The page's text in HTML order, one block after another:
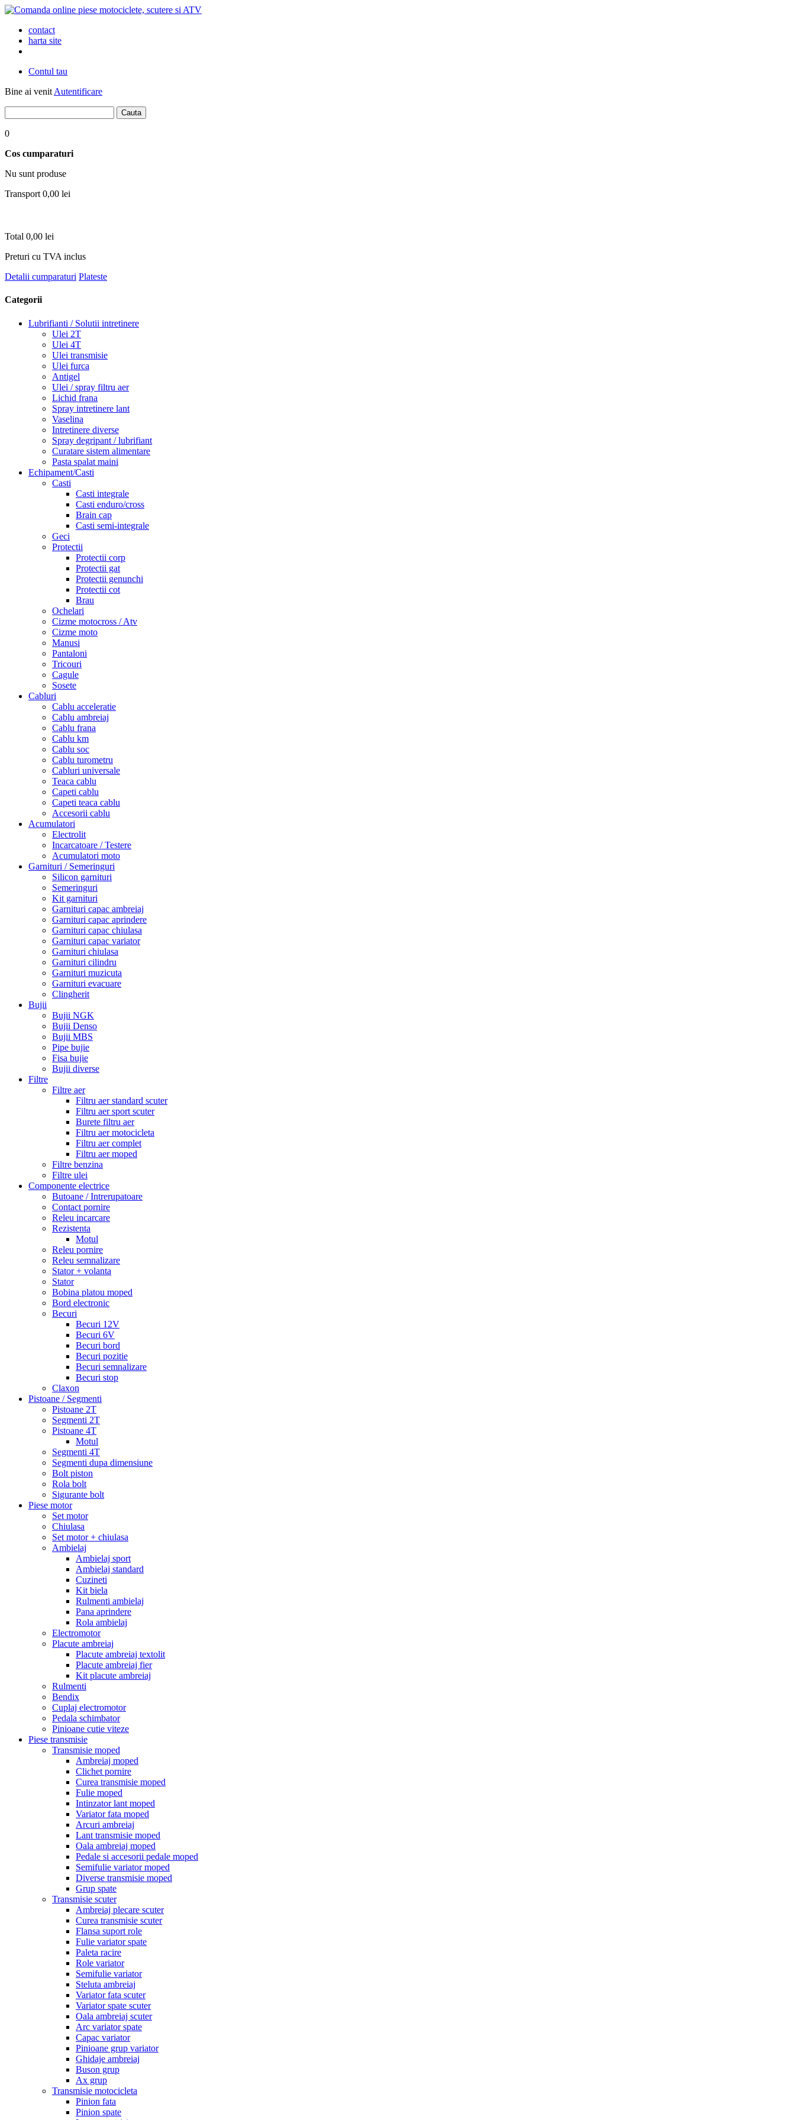
contact
harta site
Contul tau
Bine ai venit Autentificare
0
Cos cumparaturi
Nu sunt produse
Transport 0,00 lei
Total 0,00 lei
Preturi cu TVA inclus
Detalii cumparaturi Plateste
Categorii
Lubrifianti / Solutii intretinere
Ulei 2T
Ulei 4T
Ulei transmisie
Ulei furca
Antigel
Ulei / spray filtru aer
Lichid frana
Spray intretinere lant
Vaselina
Intretinere diverse
Spray degripant / lubrifiant
Curatare sistem alimentare
Pasta spalat maini
Echipament/Casti
Casti
Casti integrale
Casti enduro/cross
Brain cap
Casti semi-integrale
Geci
Protectii
Protectii corp
Protectii gat
Protectii genunchi
Protectii cot
Brau
Ochelari
Cizme motocross / Atv
Cizme moto
Manusi
Pantaloni
Tricouri
Cagule
Sosete
Cabluri
Cablu acceleratie
Cablu ambreiaj
Cablu frana
Cablu km
Cablu soc
Cablu turometru
Cabluri universale
Teaca cablu
Capeti cablu
Capeti teaca cablu
Accesorii cablu
Acumulatori
Electrolit
Incarcatoare / Testere
Acumulatori moto
Garnituri / Semeringuri
Silicon garnituri
Semeringuri
Kit garnituri
Garnituri capac ambreiaj
Garnituri capac aprindere
Garnituri capac chiulasa
Garnituri capac variator
Garnituri chiulasa
Garnituri cilindru
Garnituri muzicuta
Garnituri evacuare
Clingherit
Bujii
Bujii NGK
Bujii Denso
Bujii MBS
Pipe bujie
Fisa bujie
Bujii diverse
Filtre
Filtre aer
Filtru aer standard scuter
Filtru aer sport scuter
Burete filtru aer
Filtru aer motocicleta
Filtru aer complet
Filtru aer moped
Filtre benzina
Filtre ulei
Componente electrice
Butoane / Intrerupatoare
Contact pornire
Releu incarcare
Rezistenta
Motul
Releu pornire
Releu semnalizare
Stator + volanta
Stator
Bobina platou moped
Bord electronic
Becuri
Becuri 12V
Becuri 6V
Becuri bord
Becuri pozitie
Becuri semnalizare
Becuri stop
Claxon
Pistoane / Segmenti
Pistoane 2T
Segmenti 2T
Pistoane 4T
Motul
Segmenti 4T
Segmenti dupa dimensiune
Bolt piston
Rola bolt
Sigurante bolt
Piese motor
Set motor
Chiulasa
Set motor + chiulasa
Ambielaj
Ambielaj sport
Ambielaj standard
Cuzineti
Kit biela
Rulmenti ambielaj
Pana aprindere
Rola ambielaj
Electromotor
Placute ambreiaj
Placute ambreiaj textolit
Placute ambreiaj fier
Kit placute ambreiaj
Rulmenti
Bendix
Cuplaj electromotor
Pedala schimbator
Pinioane cutie viteze
Piese transmisie
Transmisie moped
Ambreiaj moped
Clichet pornire
Curea transmisie moped
Fulie moped
Intinzator lant moped
Variator fata moped
Arcuri ambreiaj
Lant transmisie moped
Oala ambreiaj moped
Pedale si accesorii pedale moped
Semifulie variator moped
Diverse transmisie moped
Grup spate
Transmisie scuter
Ambreiaj plecare scuter
Curea transmisie scuter
Flansa suport role
Fulie variator spate
Paleta racire
Role variator
Semifulie variator
Steluta ambreiaj
Variator fata scuter
Variator spate scuter
Oala ambreiaj scuter
Arc variator spate
Capac variator
Pinioane grup variator
Ghidaje ambreiaj
Buson grup
Ax grup
Transmisie motocicleta
Pinion fata
Pinion spate